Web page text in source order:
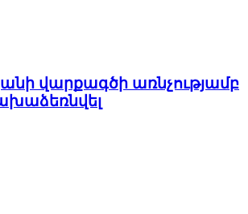
վարքագծի առնչությամբ